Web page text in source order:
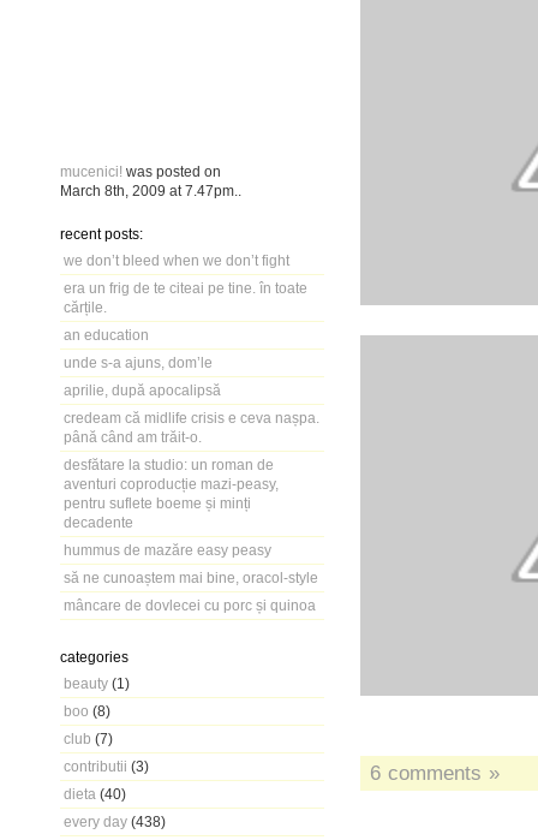
mucenici! was posted on
March 8th, 2009 at 7.47pm
recent posts:
we don’t bleed when we don’t fight
era un frig de te citeai pe tine. în toate
cărțile.
an education
unde s-a ajuns, dom’le
aprilie, după apocalipsă
credeam că midlife crisis e ceva nașpa.
până când am trăit-o.
desfătare la studio: un roman de
aventuri coproducție mazi-peasy,
pentru suflete boeme și minți
decadente
hummus de mazăre easy peasy
să ne cunoaștem mai bine, oracol-style
mâncare de dovlecei cu porc și quinoa
categories
beauty (1)
boo (8)
club (7)
contributii (3)
dieta (40)
every day (438)
6 comments »